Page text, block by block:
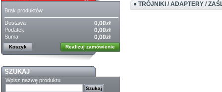
Brak produktów
Dostawa 0,00zł
Podatek 0,00zł
Suma 0,00zł
Koszyk Realizuj zamówienie
SZUKAJ
Wpisz nazwę produktu
● TRÓJNIKI / ADAPTERY /